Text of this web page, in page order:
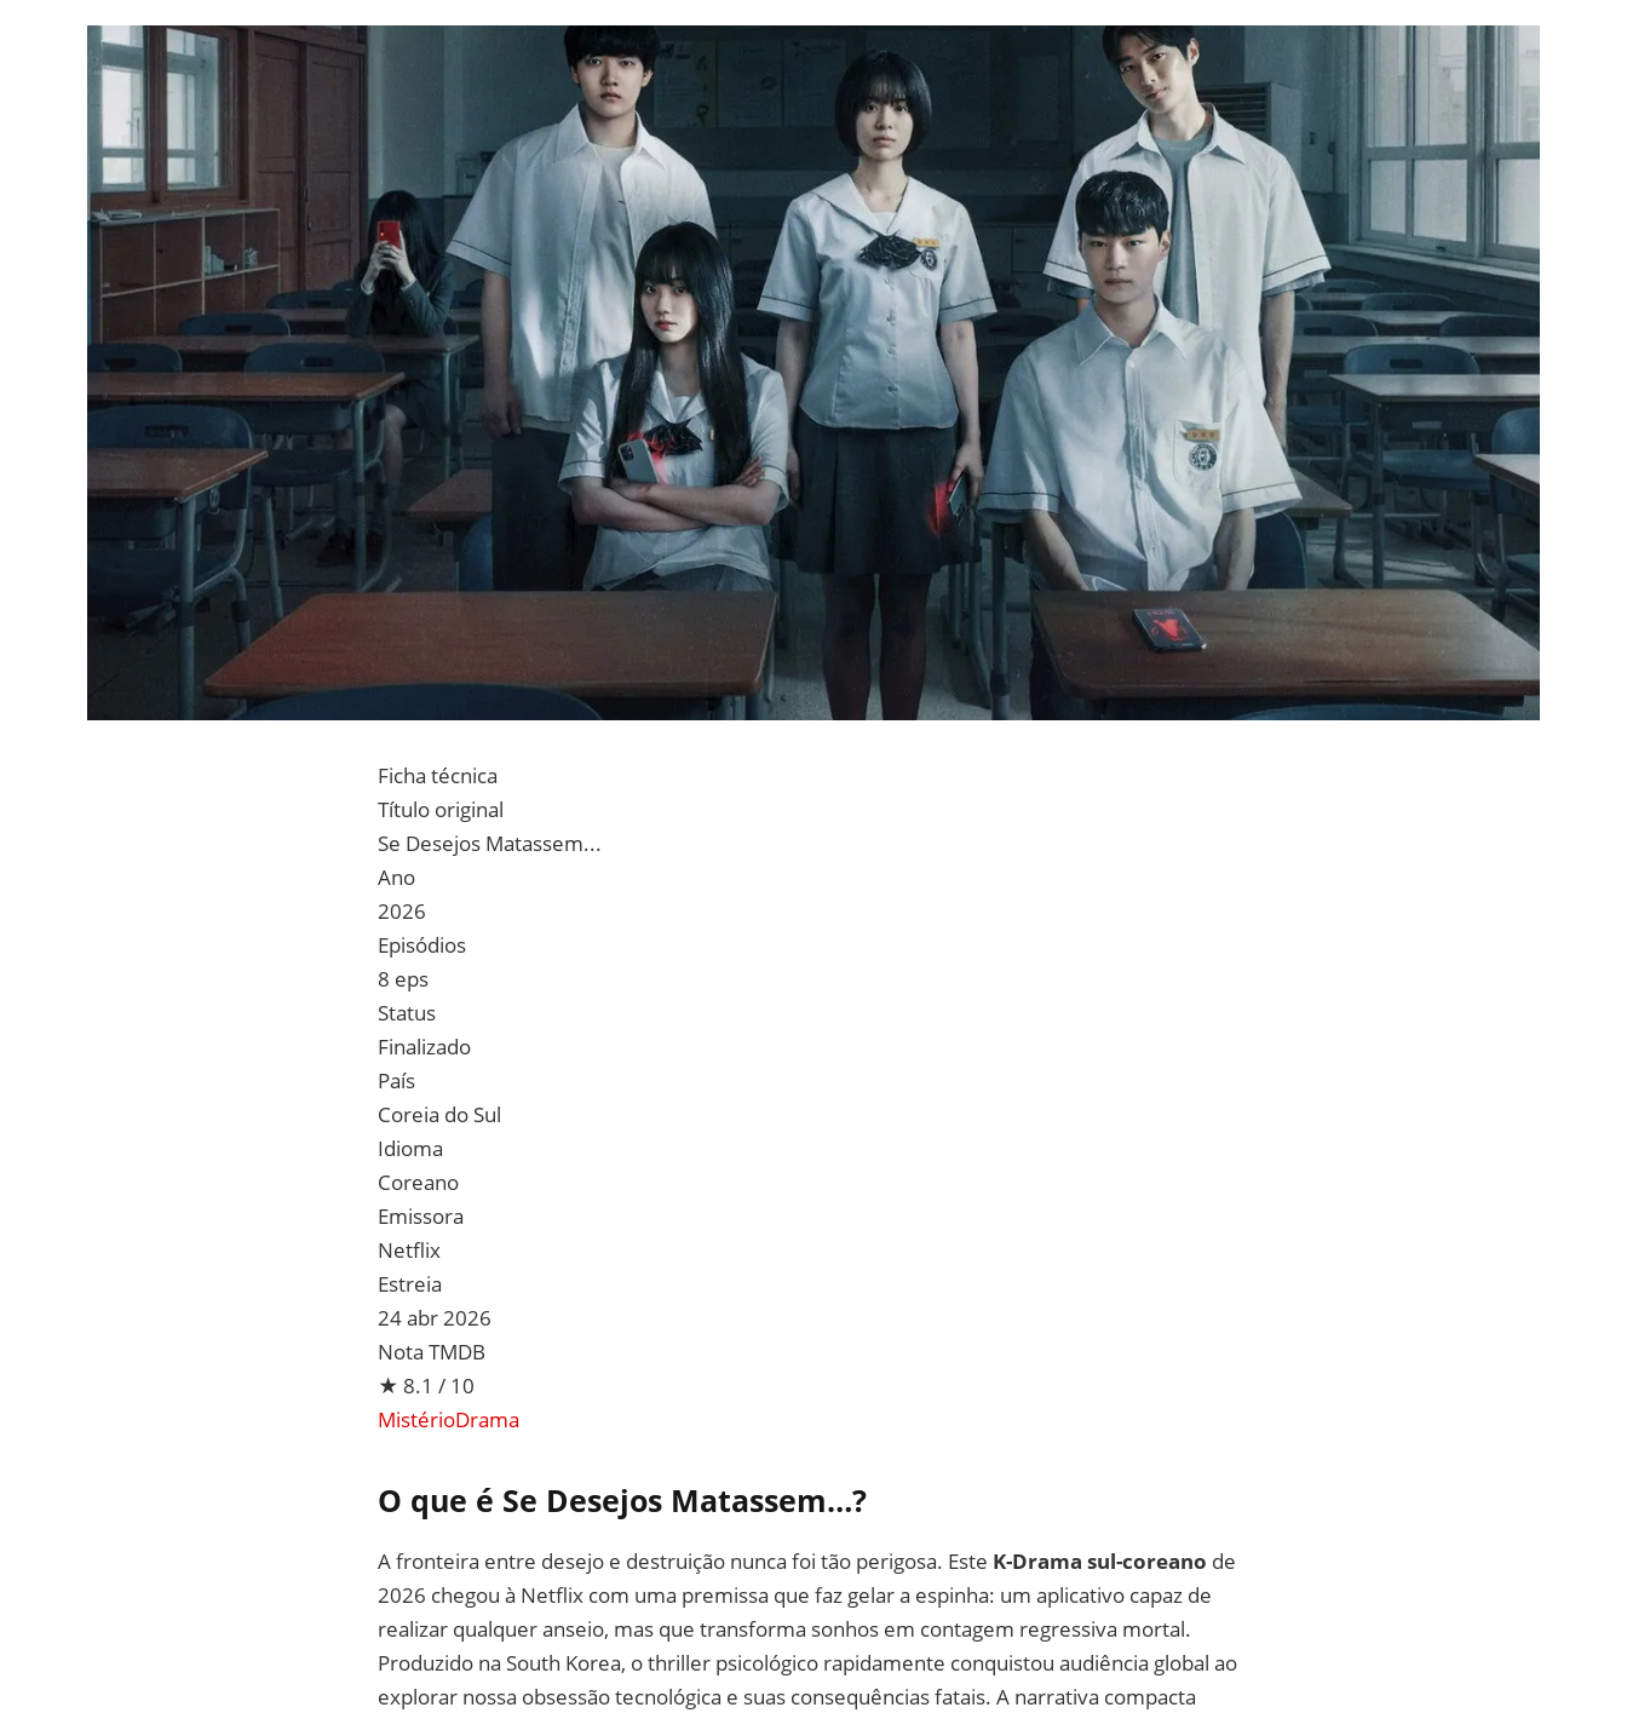
Ficha técnica
Título original
Se Desejos Matassem...
Ano
2026
Episódios
8 eps
Status
Finalizado
País
Coreia do Sul
Idioma
Coreano
Emissora
Netflix
Estreia
24 abr 2026
Nota TMDB
★ 8.1 / 10
MistérioDrama
O que é Se Desejos Matassem…?
A fronteira entre desejo e destruição nunca foi tão perigosa. Este K-Drama sul-coreano de
2026 chegou à Netflix com uma premissa que faz gelar a espinha: um aplicativo capaz de
realizar qualquer anseio, mas que transforma sonhos em contagem regressiva mortal.
Produzido na South Korea, o thriller psicológico rapidamente conquistou audiência global ao
explorar nossa obsessão tecnológica e suas consequências fatais. A narrativa compacta